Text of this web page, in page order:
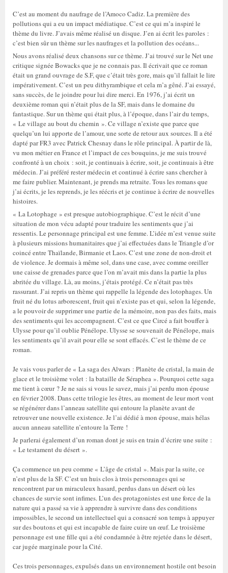
C’est au moment du naufrage de l’Amoco Cadiz. La première des
pollutions qui a eu un impact médiatique. C’est ce qui m’a inspiré le
thème du livre. J’avais même réalisé un disque. J’en ai écrit les paroles :
c’est bien sûr un thème sur les naufrages et la pollution des océans...
Nous avons réalisé deux chansons sur ce thème. J’ai trouvé sur le Net une
critique signée Bowacks que je ne connais pas. Il écrivait que ce roman
était un grand ouvrage de S.F, que c’était très gore, mais qu’il fallait le lire
impérativement. C’est un peu dithyrambique et cela m’a gêné. J’ai essayé,
sans succès, de le joindre pour lui dire merci. En 1976, j’ai écrit un
deuxième roman qui n’était plus de la SF, mais dans le domaine du
fantastique. Sur un thème qui était plus, à l’époque, dans l’air du temps,
« Le village au bout du chemin ». Ce village n’existe que parce que
quelqu’un lui apporte de l’amour, une sorte de retour aux sources. Il a été
dapté par FR3 avec Patrick Chesnay dans le rôle principal. À partir de là,
vu mon métier en France et l’impact de ces bouquins, je me suis trouvé
confronté à un choix : soit, je continuais à écrire, soit, je continuais à être
médecin. J’ai préféré rester médecin et continué à écrire sans chercher à
me faire publier. Maintenant, je prends ma retraite. Tous les romans que
j’ai écrits, je les reprends, je les réécris et je continue à écrire de nouvelles
histoires.
« La Lotophage » est presque autobiographique. C’est le récit d’une
situation de mon vécu adapté pour traduire les sentiments que j’ai
ressentis. Le personnage principal est une femme. L’idée m’est venue suite
à plusieurs missions humanitaires que j’ai effectuées dans le Triangle d’or
coincé entre Thaïlande, Birmanie et Laos. C’est une zone de non-droit et
de violence. Je dormais à même sol, dans une case, avec comme oreiller
une caisse de grenades parce que l’on m’avait mis dans la partie la plus
abritée du village. Là, au moins, j’étais protégé. Ce n’était pas très
rassurant. J’ai repris un thème qui rappelle la légende des lotophages. Un
fruit né du lotus arborescent, fruit qui n’existe pas et qui, selon la légende,
a le pouvoir de supprimer une partie de la mémoire, non pas des faits, mais
des sentiments qui les accompagnent. C’est ce que Circé a fait bouffer à
Ulysse pour qu’il oublie Pénélope. Ulysse se souvenait de Pénélope, mais
les sentiments qu’il avait pour elle se sont effacés. C’est le thème de ce
roman.
Je vais vous parler de « La saga des Alwars : Planète de cristal, la main de
glace et le troisième volet : la bataille de Séraphea ». Pourquoi cette saga
me tient à cœur ? Je ne sais si vous le savez, mais j’ai perdu mon épouse
en février 2008. Dans cette trilogie les êtres, au moment de leur mort vont
se régénérer dans l’anneau satellite qui entoure la planète avant de
retrouver une nouvelle existence. Je l’ai dédié à mon épouse, mais hélas
aucun anneau satellite n’entoure la Terre !
Je parlerai également d’un roman dont je suis en train d’écrire une suite :
« Le testament du désert ».
Ça commence un peu comme « L’âge de cristal ». Mais par la suite, ce
n’est plus de la SF. C’est un huis clos à trois personnages qui se
rencontrent par un miraculeux hasard, perdus dans un désert où les
chances de survie sont infimes. L’un des protagonistes est une force de la
nature qui a passé sa vie à apprendre à survivre dans des conditions
impossibles, le second un intellectuel qui a consacré son temps à appuyer
sur des boutons et qui est incapable de faire cuire un œuf. Le troisième
personnage est une fille qui a été condamnée à être rejetée dans le désert,
car jugée marginale pour la Cité.
Ces trois personnages, expulsés dans un environnement hostile ont besoin